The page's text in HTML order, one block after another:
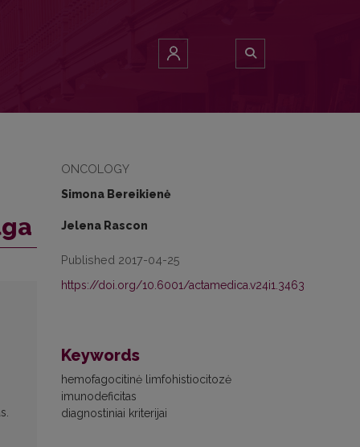
ONCOLOGY
Simona Bereikienė
Jelena Rascon
Published 2017-04-25
https://doi.org/10.6001/actamedica.v24i1.3463
Keywords
hemofagocitinė limfohistiocitozė
imunodeficitas
diagnostiniai kriterijai